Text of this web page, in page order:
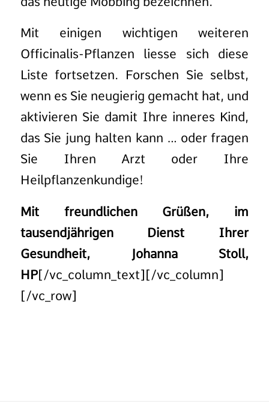
Mit einigen wichtigen weiteren
Officinalis-Pflanzen liesse sich diese
Liste fortsetzen. Forschen Sie selbst,
wenn es Sie neugierig gemacht hat, und
aktivieren Sie damit Ihre inneres Kind,
das Sie jung halten kann … oder fragen
Sie Ihren Arzt oder Ihre
Heilpflanzenkundige!
Mit freundlichen Grüßen, im
tausendjährigen Dienst Ihrer
Gesundheit, Johanna Stoll,
HP[/vc_column_text][/vc_column]
[/vc_row]